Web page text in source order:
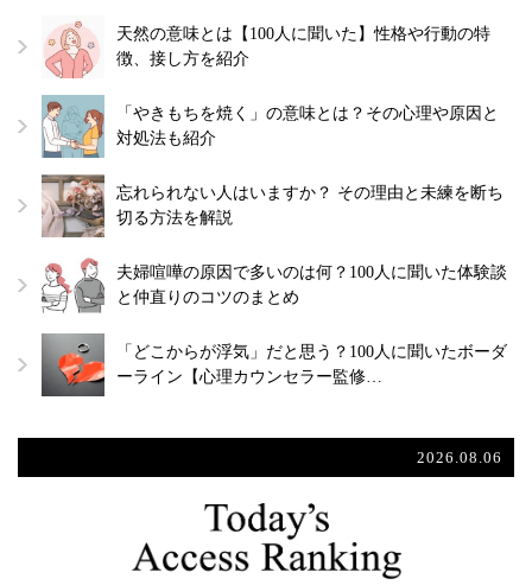
天然の意味とは【100人に聞いた】性格や行動の特
徴、接し方を紹介
「やきもちを焼く」の意味とは？その心理や原因と
対処法も紹介
忘れられない人はいますか？ その理由と未練を断ち
切る方法を解説
夫婦喧嘩の原因で多いのは何？100人に聞いた体験談
と仲直りのコツのまとめ
「どこからが浮気」だと思う？100人に聞いたボーダ
ーライン【心理カウンセラー監修…
2026.08.06